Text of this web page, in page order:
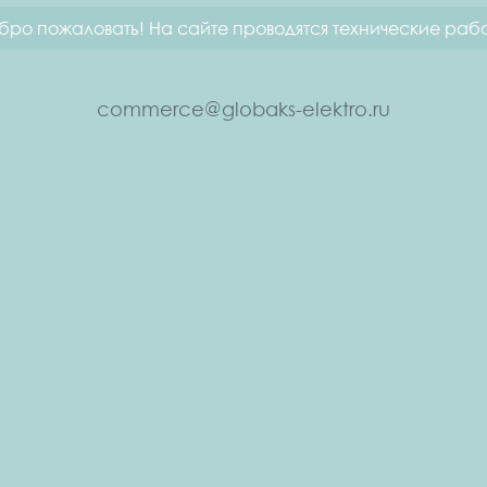
пожаловать! На сайте проводятся технические
commerce@globaks-elektro.ru